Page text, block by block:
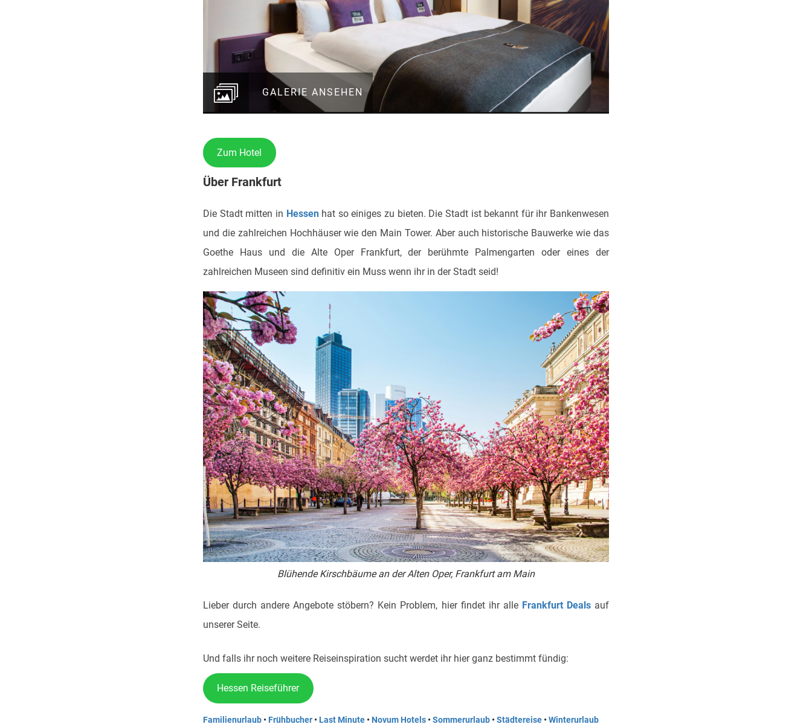
GALERIE ANSEHEN
Zum Hotel
Über Frankfurt
Die Stadt mitten in Hessenhat so einiges zu bieten. Die Stadt ist bekannt für ihr Bankenwesen
und die zahlreichen Hochhäuser wie den Main Tower. Aber auch historische Bauwerke wie das
Goethe Haus und die Alte Oper Frankfurt, der berühmte Palmengarten oder eines der
zahlreichen Museen sind definitiv ein Muss wenn ihr in der Stadt seid!
Blühende Kirschbäume an der Alten Oper, Frankfurt am Main
Lieber durch andere Angebote stöbern? Kein Problem, hier findet ihr alle Frankfurt Dealsauf
unserer Seite.
Und falls ihr noch weitere Reiseinspiration sucht werdet ihr hier ganz bestimmt fündig:
Hessen Reiseführer
Familienurlaub • Frühbucher • Last Minute • Novum Hotels •Sommerurlaub •Städtereise •Winterurlaub